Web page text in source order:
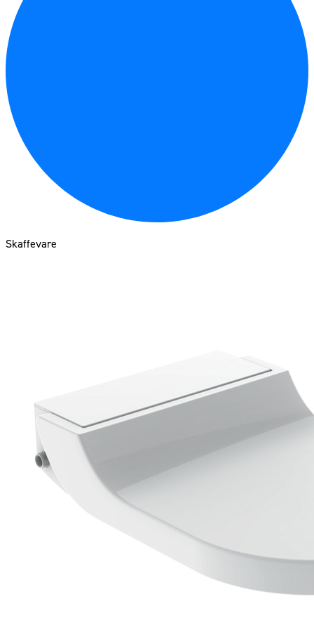
Skaffevare